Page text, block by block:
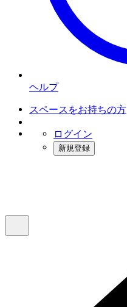
ヘルプ
スペースをお持ちの方
ログイン
新規登録